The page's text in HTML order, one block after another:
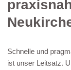
Schnelle und
ist unser Leitsatz.